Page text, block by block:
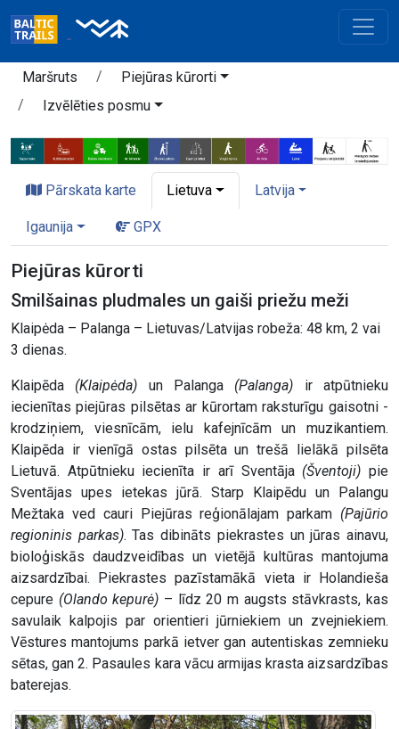
Maršruts
Piejūras kūrorti
Izvēlēties posmu
Pārskata karte Lietuva Latvija
Igaunija GPX
Piejūras kūrorti
Smilšainas pludmales un gaiši priežu meži
Klaipėda – Palanga – Lietuvas/Latvijas robeža: 48 km, 2 vai
3 dienas.
Klaipēda (Klaipėda) un Palanga (Palanga) ir atpūtnieku
iecienītas piejūras pilsētas ar kūrortam raksturīgu gaisotni -
krodziņiem, viesnīcām, ielu kafejnīcām un muzikantiem.
Klaipēda ir vienīgā ostas pilsēta un trešā lielākā pilsēta
Lietuvā. Atpūtnieku iecienīta ir arī Sventāja (Šventoji) pie
Sventājas upes ietekas jūrā. Starp Klaipēdu un Palangu
Mežtaka ved cauri Piejūras reģionālajam parkam (Pajūrio
regioninis parkas). Tas dibināts piekrastes un jūras ainavu,
bioloģiskās daudzveidības un vietējā kultūras mantojuma
aizsardzībai. Piekrastes pazīstamākā vieta ir Holandieša
cepure (Olando kepurė) – līdz 20 m augsts stāvkrasts, kas
savulaik kalpojis par orientieri jūrniekiem un zvejniekiem.
Vēstures mantojums parkā ietver gan autentiskas zemnieku
sētas, gan 2. Pasaules kara vācu armijas krasta aizsardzības
baterejas.